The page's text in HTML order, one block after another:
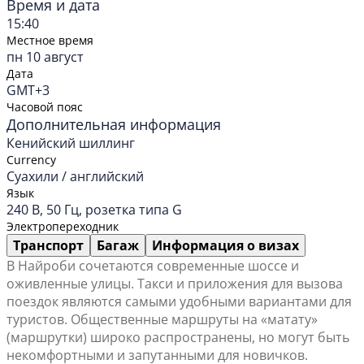
Время и дата
15:40
Местное время
пн 10 август
Дата
GMT+3
Часовой пояс
Дополнительная информация
Кенийский шиллинг
Currency
Суахили / английский
Язык
240 В, 50 Гц, розетка типа G
Электропереходник
Транспорт Багаж
Информация о визах
В Найроби сочетаются современные шоссе и
оживленные улицы. Такси и приложения для вызова
поездок являются самыми удобными вариантами для
туристов. Общественные маршруты на «матату»
(маршрутки) широко распространены, но могут быть
некомфортными и запутанными для новичков.